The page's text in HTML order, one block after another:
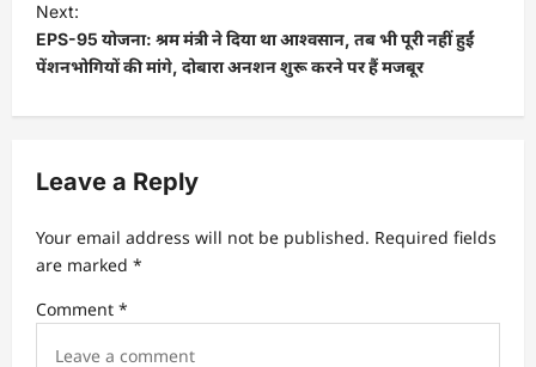
n
a
g
t
i
o
Next:
EPS-95 योजना: श्रम मंत्री ने दिया था आश्वसान, तब भी पूरी नहीं हुईं
पेंशनभोगियों की मांगे, दोबारा अनशन शुरू करने पर हैं मजबूर
Leave a Reply
Your email address will not be published. Required fields
are marked *
Comment *